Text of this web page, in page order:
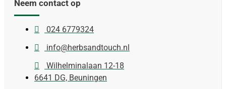
Neem contact op
024 6779324
info@herbsandtouch.nl
Wilhelminalaan 12-18
6641 DG, Beuningen